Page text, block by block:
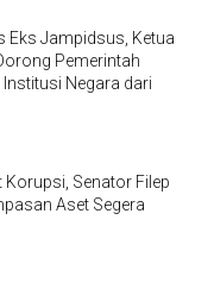
Eks Jampidsus, Ketua
Pemerintah
Negara dari
Korupsi, Senator Filep
Aset Segera